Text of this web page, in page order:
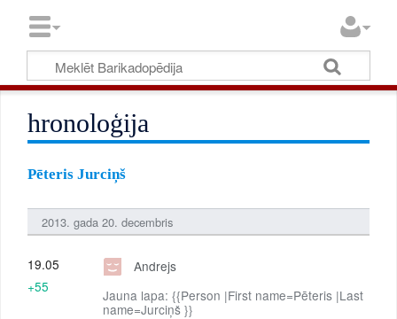
hronoloģija
Pēteris Jurciņš
2013. gada 20. decembris
Andrejs
Jauna lapa: {{Person |First name=Pēteris |Last
name=Jurciņš }}
19.05
+55